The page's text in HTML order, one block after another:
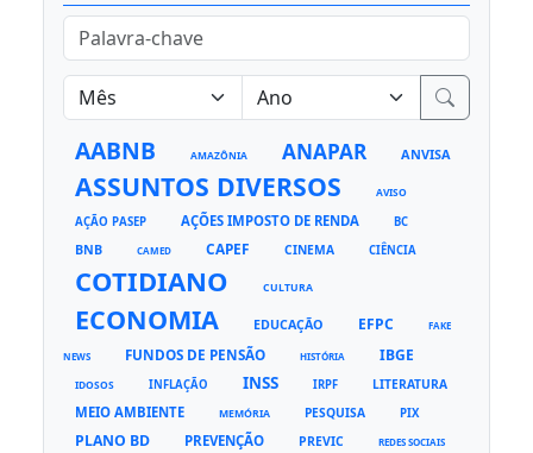
AABNB AMAZÔNIA ANAPAR ANVISA
ASSUNTOS DIVERSOS AVISO
AÇÃO PASEP AÇÕES IMPOSTO DE RENDA BC
BNB CAMED CAPEF CINEMA CIÊNCIA
COTIDIANO CULTURA
ECONOMIA EDUCAÇÃO EFPC FAKE
NEWS FUNDOS DE PENSÃO HISTÓRIA IBGE
IDOSOS INFLAÇÃO INSS IRPF LITERATURA
MEIO AMBIENTE MEMÓRIA PESQUISA PIX
PLANO BD PREVENÇÃO PREVIC REDES SOCIAIS